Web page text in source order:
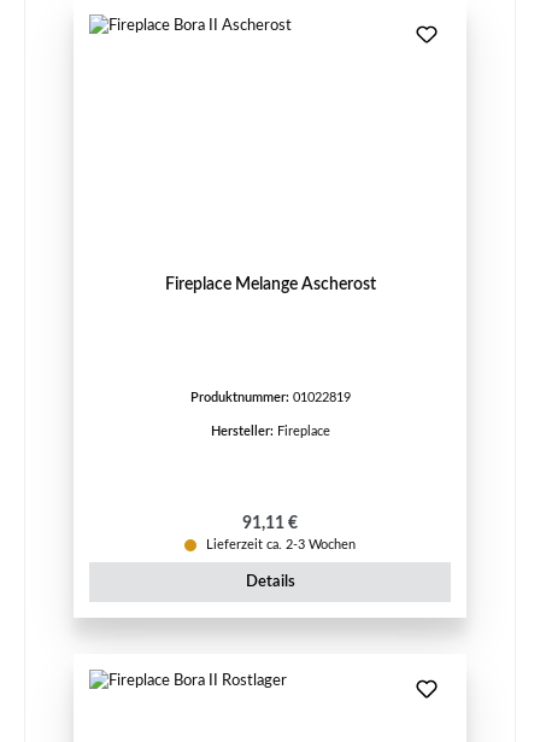
Fireplace Melange Ascherost
Produktnummer: 01022819
Hersteller: Fireplace
Regulärer Preis:
91,11 €
Lieferzeit ca. 2-3 Wochen
Details